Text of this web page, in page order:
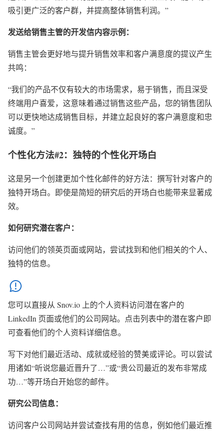
吸引更广泛的客户群，并提高整体销售利润。”
发送给销售主管的开发信内容示例：
销售主管会更好地与提升销售效率和客户满意度的提议产生
共鸣：
“我们的产品不仅有较大的市场需求，易于销售，而且深受
终端用户喜爱，这意味着通过销售这些产品，您的销售团队
可以更快地达成销售目标，并建立起良好的客户满意度和忠
诚度。”
个性化方法#2：独特的个性化开场白
这是另一个创建更加个性化邮件的好方法：撰写针对客户的
独特开场白。即使是简短的研究后的开场白也能带来显著成
效。
如何研究潜在客户：
访问他们的领英页面或网站，尝试找到和他们相关的个人、
独特的信息。
您可以直接从 Snov.io 上的个人资料访问潜在客户的
LinkedIn 页面或他们的公司网站。点击列表中的潜在客户即
可查看他们的个人资料详细信息。
写下对他们最近活动、成就或经验的赞美或评论。可以尝试
用诸如“听说您最近晋升了…”或“贵公司最近的发布非常成
功…”等开场白开始您的邮件。
研究公司信息：
访问客户公司网站并尝试查找有用的信息，例如他们最近推